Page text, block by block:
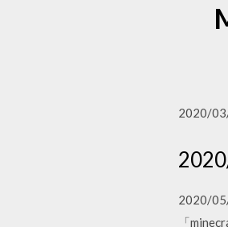
2020/
2020/
「